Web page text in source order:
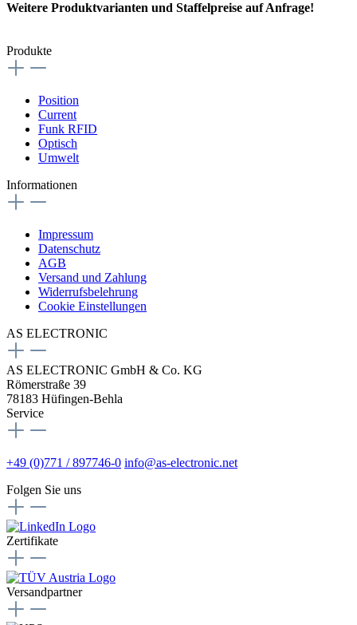
Weitere Produktvarianten und Staffelpreise auf Anfrage!
Produkte
Position
Current
Funk RFID
Optisch
Umwelt
Informationen
Impressum
Datenschutz
AGB
Versand und Zahlung
Widerrufsbelehrung
Cookie Einstellungen
AS ELECTRONIC
AS ELECTRONIC GmbH & Co. KG
Römerstraße 39
78183 Hüfingen-Behla
Service
+49 (0)771 / 897746-0 info@as-electronic.net
Folgen Sie uns
Zertifikate
Versandpartner